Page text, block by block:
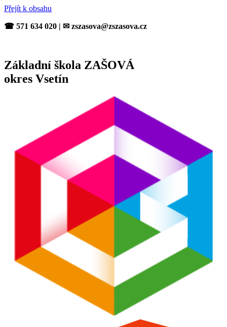
Přejít k obsahu
☎ 571 634 020 | ✉ zszasova@zszasova.cz
Základní škola ZAŠOVÁ
okres Vsetín